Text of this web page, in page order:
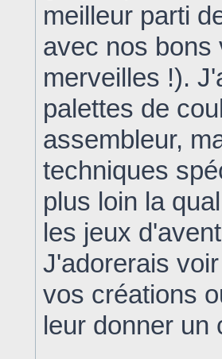
meilleur parti
avec nos bons
merveilles !).
palettes de
assembleur,
techniques
plus loin la
les jeux
J'adorerais
vos créations
leur donner un